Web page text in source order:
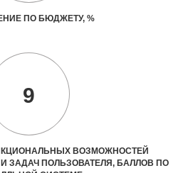
ПО БЮДЖЕТУ, %
9
ВОЗМОЖНОСТЕЙ
ЗАДАЧ ПОЛЬЗОВАТЕЛЯ, БАЛЛОВ ПО